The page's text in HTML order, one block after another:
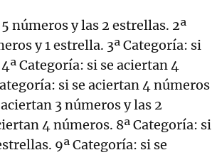
números y las 2 estrellas. 2ª
y 1 estrella. 3ª Categoría: si
Categoría: si se aciertan 4
si se aciertan 4 números
3 números y las 2
4 números. 8ª Categoría: si
9ª Categoría: si se